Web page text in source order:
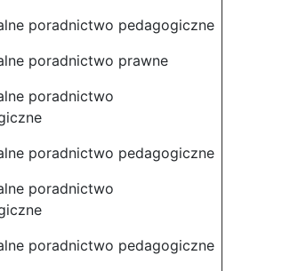
poradnictwo pedagogiczne
poradnictwo prawne
poradnictwo
poradnictwo pedagogiczne
poradnictwo
poradnictwo pedagogiczne